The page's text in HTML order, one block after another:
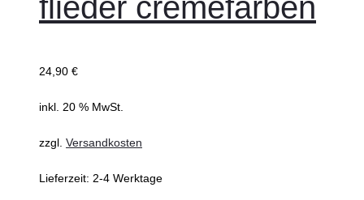
24,90 €
inkl. 20 % MwSt.
zzgl. Versandkosten
Lieferzeit: 2-4 Werktage